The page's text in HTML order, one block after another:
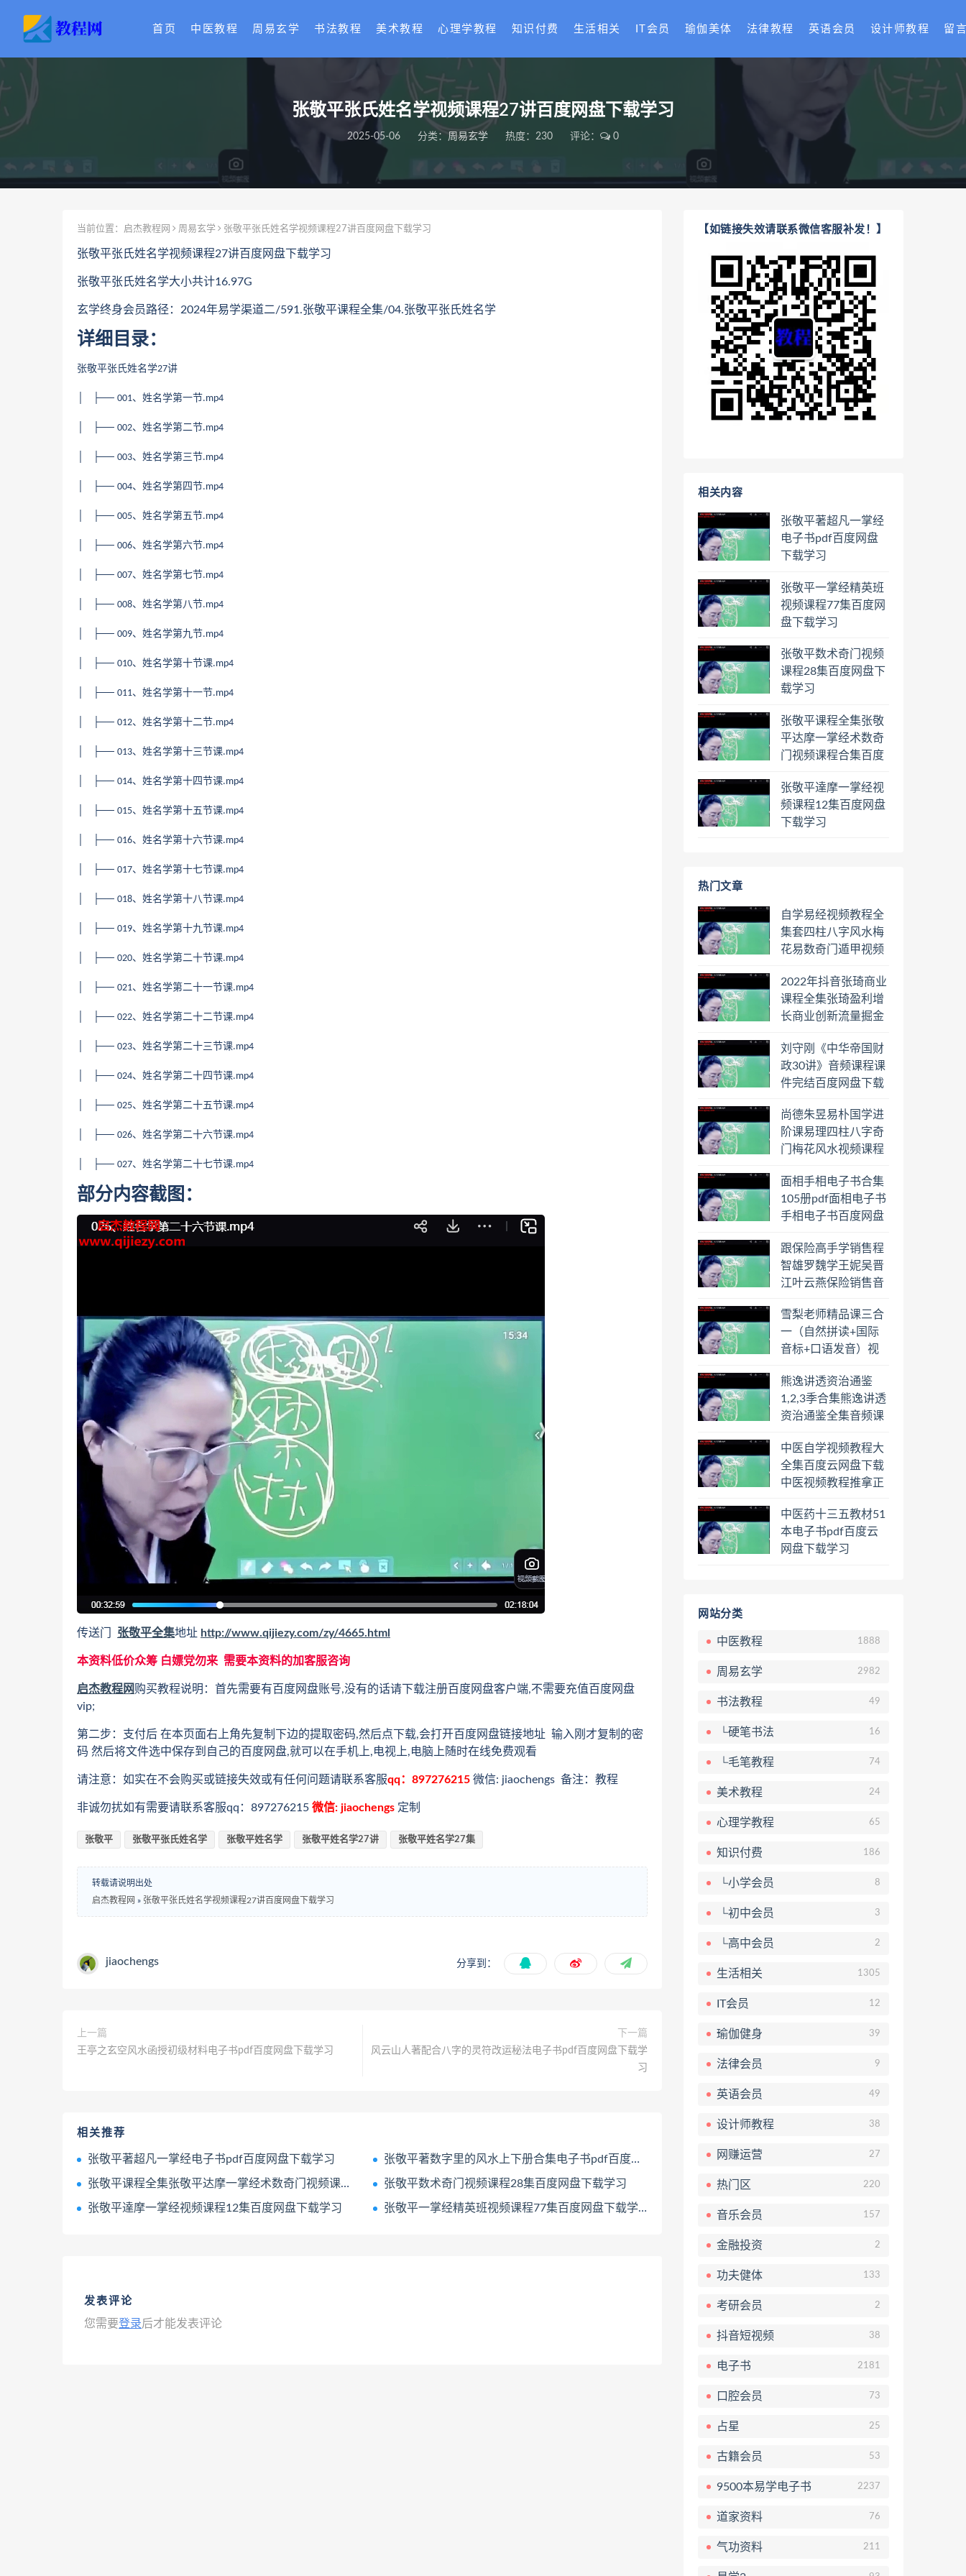
首页 中医教程 周易玄学 书法教程 美术教程 心理学教程 知识付费 生活相关 IT会员 瑜伽美体 法律教程 英语会员 设计师教程 留
张敬平张氏姓名学视频课程27讲百度网盘下载学习
2025-05-06 分类：周易玄学 热度：230 评论： 0
当前位置： 启杰教程网 周易玄学 张敬平张氏姓名学视频课程27讲百度网盘下载学习
张敬平张氏姓名学视频课程27讲百度网盘下载学习
张敬平张氏姓名学大小共计16.97G
玄学终身会员路径：2024年易学渠道二/591.张敬平课程全集/04.张敬平张氏姓名学
详细目录：
张敬平张氏姓名学27讲
│ ├── 001、姓名学第一节.mp4
│ ├── 002、姓名学第二节.mp4
│ ├── 003、姓名学第三节.mp4
│ ├── 004、姓名学第四节.mp4
│ ├── 005、姓名学第五节.mp4
│ ├── 006、姓名学第六节.mp4
│ ├── 007、姓名学第七节.mp4
│ ├── 008、姓名学第八节.mp4
│ ├── 009、姓名学第九节.mp4
│ ├── 010、姓名学第十节课.mp4
│ ├── 011、姓名学第十一节.mp4
│ ├── 012、姓名学第十二节.mp4
│ ├── 013、姓名学第十三节课.mp4
│ ├── 014、姓名学第十四节课.mp4
│ ├── 015、姓名学第十五节课.mp4
│ ├── 016、姓名学第十六节课.mp4
│ ├── 017、姓名学第十七节课.mp4
│ ├── 018、姓名学第十八节课.mp4
│ ├── 019、姓名学第十九节课.mp4
│ ├── 020、姓名学第二十节课.mp4
│ ├── 021、姓名学第二十一节课.mp4
│ ├── 022、姓名学第二十二节课.mp4
│ ├── 023、姓名学第二十三节课.mp4
│ ├── 024、姓名学第二十四节课.mp4
│ ├── 025、姓名学第二十五节课.mp4
│ ├── 026、姓名学第二十六节课.mp4
│ ├── 027、姓名学第二十七节课.mp4
部分内容截图：
传送门 张敬平全集地址 http://www.qijiezy.com/zy/4665.html
本资料低价众筹 白嫖党勿来 需要本资料的加客服咨询
启杰教程网购买教程说明：首先需要有百度网盘账号,没有的话请下载注册百度网盘客户端,不需要充值百度网盘
vip;
第二步：支付后 在本页面右上角先复制下边的提取密码,然后点下载,会打开百度网盘链接地址 输入刚才复制的密
码 然后将文件选中保存到自己的百度网盘,就可以在手机上,电视上,电脑上随时在线免费观看
请注意：如实在不会购买或链接失效或有任何问题请联系客服qq：897276215 微信: jiaochengs 备注：教程
非诚勿扰如有需要请联系客服qq：897276215 微信: jiaochengs 定制
张敬平 张敬平张氏姓名学 张敬平姓名学 张敬平姓名学27讲 张敬平姓名学27集
转载请说明出处
启杰教程网 » 张敬平张氏姓名学视频课程27讲百度网盘下载学习
jiaochengs 分享到：
上一篇
王亭之玄空风水函授初级材料电子书pdf百度网盘下载学习
下一篇
风云山人著配合八字的灵符改运秘法电子书pdf百度网盘下载学
习
相关推荐
张敬平著超凡一掌经电子书pdf百度网盘下载学习 张敬平著数字里的风水上下册合集电子书pdf百度网盘下载学习
张敬平课程全集张敬平达摩一掌经术数奇门视频课程合集百度网盘下载学习 张敬平数术奇门视频课程28集百度网盘下载学习
张敬平達摩一掌经视频课程12集百度网盘下载学习 张敬平一掌经精英班视频课程77集百度网盘下载学习
发表评论
您需要登录后才能发表评论
【如链接失效请联系微信客服补发！】
相关内容
张敬平著超凡一掌经
电子书pdf百度网盘
下载学习
张敬平一掌经精英班
视频课程77集百度网
盘下载学习
张敬平数术奇门视频
课程28集百度网盘下
载学习
张敬平课程全集张敬
平达摩一掌经术数奇
门视频课程合集百度
张敬平達摩一掌经视
频课程12集百度网盘
下载学习
热门文章
自学易经视频教程全
集套四柱八字风水梅
花易数奇门遁甲视频
日罗盘教程百度云网
盘会员
2022年抖音张琦商业
课程全集张琦盈利增
长商业创新流量掘金
盘下载学习
刘守刚《中华帝国财
政30讲》音频课程课
件完结百度网盘下载
尚德朱昱易朴国学进
阶课易理四柱八字奇
门梅花风水视频课程
学习
面相手相电子书合集
105册pdf面相电子书
手相电子书百度网盘
跟保险高手学销售程
智雄罗魏学王妮吴晋
江叶云燕保险销售音
盘下载学习
雪梨老师精品课三合
一（自然拼读+国际
音标+口语发音）视
载学习
熊逸讲透资治通鉴
1,2,3季合集熊逸讲透
资治通鉴全集音频课
一二三辑合集百度云
网盘下载学习
中医自学视频教程大
全集百度云网盘下载
中医视频教程推拿正
经络脉诊面诊舌诊手
诊私密终身会员百度
网盘共享群
中医药十三五教材51
本电子书pdf百度云
网盘下载学习
网站分类
中医教程 1888
周易玄学 2982
书法教程 49
└硬笔书法 16
└毛笔教程 74
美术教程 24
心理学教程 65
知识付费 186
└小学会员 8
└初中会员 3
└高中会员 2
生活相关 1305
IT会员 12
瑜伽健身 39
法律会员 9
英语会员 49
设计师教程 38
网赚运营 27
热门区 220
音乐会员 157
金融投资 2
功夫健体 133
考研会员 2
抖音短视频 38
电子书 2181
口腔会员 73
占星 25
古籍会员 53
9500本易学电子书 2237
道家资料 76
气功资料 211